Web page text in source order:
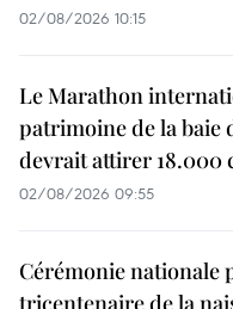
02/08/2026 10:15
Le Marathon
patrimoine de la baie
devrait attirer 18.000
02/08/2026 09:55
Cérémonie nationale
tricentenaire de la